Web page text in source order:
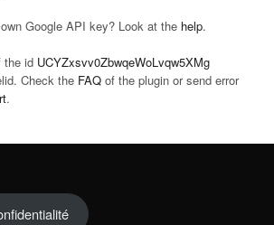
Google API key? Look at the help.
the id UCYZxsvv0ZbwqeWoLvqw5XMg
Check the FAQ of the plugin or send error
.